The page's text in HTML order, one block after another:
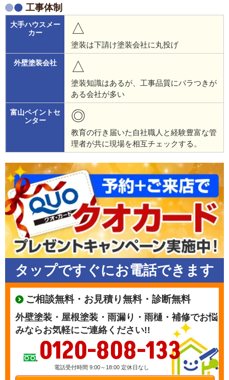
工事体制
△
塗装は下請け塗装会社に丸投げ
△
塗装知識はあるが、工事品質にバラつきが
ある会社が多い
◎
教育の行き届いた自社職人と経験豊富な管
理者が共に現場を相互チェックする。
タップですぐにお電話できます
ご相談無料・お見積り無料・診断無料
外壁塗装・屋根塗装・雨漏り・雨樋・補修でお悩
みならお気軽にご連絡ください!!
0120-808-133
電話受付時間 9:00～18:00 定休日なし